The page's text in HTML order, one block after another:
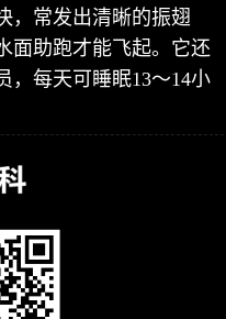
，常发出清晰的振翅
面助跑才能飞起。它还
，每天可睡眠13～14小